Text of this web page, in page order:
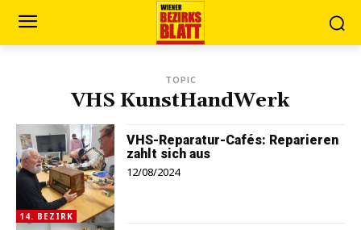
TOPIC
VHS KunstHandWerk
14. BEZIRK
VHS-Reparatur-Cafés: Reparieren
zahlt sich aus
12/08/2024